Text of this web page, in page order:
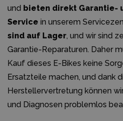
und bieten direkt Garantie-
Service in unserem
sind auf Lager, und wir sind
Garantie-Reparaturen. Daher
Kauf dieses E-Bikes keine
Ersatzteile machen, und dank
Herstellervertretung können
und Diagnosen problemlos